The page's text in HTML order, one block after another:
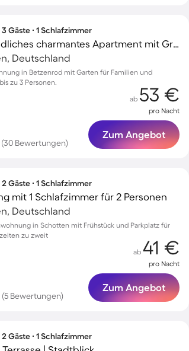
Gäste ∙ 1 Schlafzimmer
Familienfreundliches charmantes Apartment mit Grill, Terrasse und Garten | Naturblick | Hunde erlaubt
Deutschland
in Betzenrod mit Garten für Familien und
zu 3 Personen.
(30 Bewertungen)
ab 53 €
pro Nacht
Zum Angebot
Gäste ∙ 1 Schlafzimmer
mit 1 Schlafzimmer für 2 Personen
Deutschland
in Schotten mit Frühstück und Parkplatz für
zu zweit
(5 Bewertungen)
ab 41 €
pro Nacht
Zum Angebot
Gäste ∙ 1 Schlafzimmer